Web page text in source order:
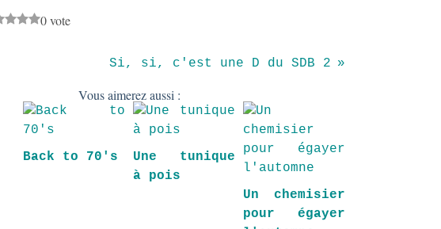
0 vote
Si, si, c'est une D du SDB 2
Vous aimerez aussi :
Back to 70's
Une tunique
à pois
Un chemisier
pour égayer